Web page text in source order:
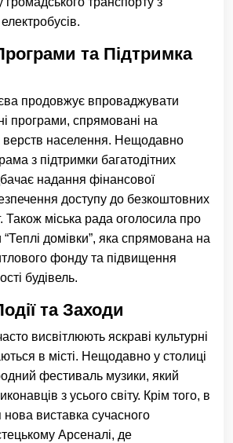
та Підтримка
продовжує впроваджувати
програми, спрямовані на
верств населення. Нещодавно
з підтримки багатодітних
надання фінансової
доступу до безкоштовних
Також міська рада оголосила про
“Теплі домівки”, яка спрямована на
фонду та підвищення
будівель.
та Заходи
висвітлюють яскраві культурні
в місті. Нещодавно у столиці
фестиваль музики, який
з усього світу. Крім того, в
нова виставка сучасного
Арсеналі, де